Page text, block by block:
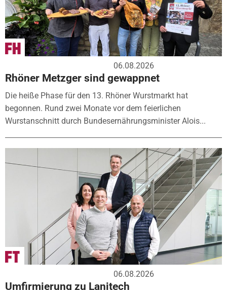
06.08.2026
Rhöner Metzger sind gewappnet
Die heiße Phase für den 13. Rhöner Wurstmarkt hat
begonnen. Rund zwei Monate vor dem feierlichen
Wurstanschnitt durch Bundesernährungsminister Alois...
06.08.2026
Umfirmierung zu Lanitech